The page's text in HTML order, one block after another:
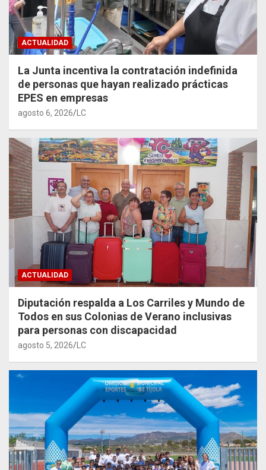
ACTUALIDAD
La Junta incentiva la contratación indefinida
de personas que hayan realizado prácticas
EPES en empresas
agosto 6, 2026 LC
ACTUALIDAD
Diputación respalda a Los Carriles y Mundo de
Todos en sus Colonias de Verano inclusivas
para personas con discapacidad
agosto 5, 2026 LC